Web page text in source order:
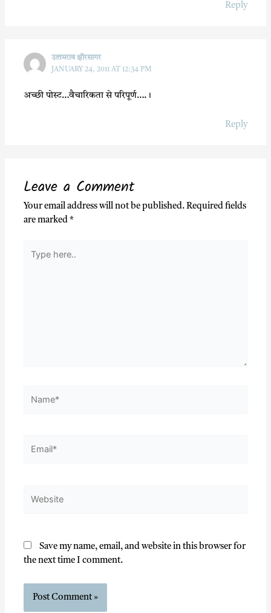
Reply
उत्‍तमराव क्षीरसागर
JANUARY 24, 2011 AT 12:34 PM
अच्‍छी पोस्‍ट…वैचारि‍कता से परि‍पूर्ण….।
Reply
Leave a Comment
Your email address will not be published. Required fields
are marked*
Save my name, email, and website in this browser for
the next time I comment.